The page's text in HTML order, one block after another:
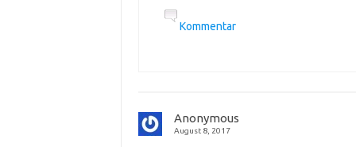
Kommentar
Anonymous
August 8, 2017